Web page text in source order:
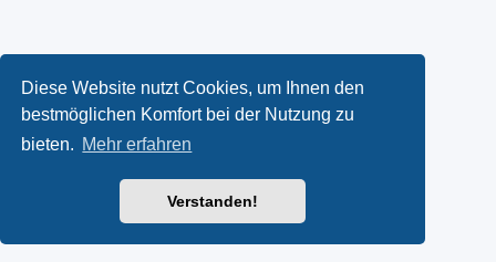
Diese Website nutzt Cookies, um Ihnen den
bestmöglichen Komfort bei der Nutzung zu
bieten. Mehr erfahren
Verstanden!